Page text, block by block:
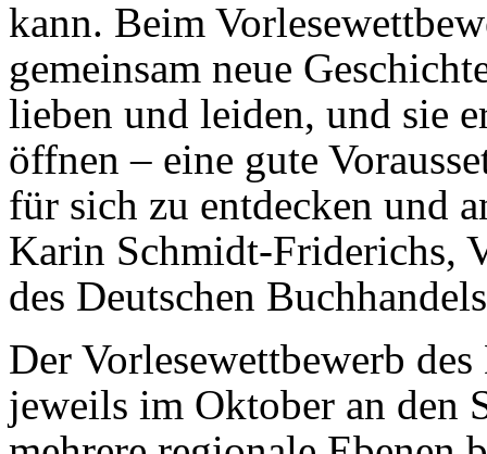
kann. Beim
gemeinsam neue
lieben und leiden, und sie
öffnen – eine gute
für sich zu entdecken und
Karin Schmidt-Friderichs,
des Deutschen
Der Vorlesewettbewerb
jeweils im Oktober an den